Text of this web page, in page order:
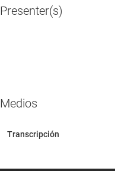
Presenter(s)
Medios